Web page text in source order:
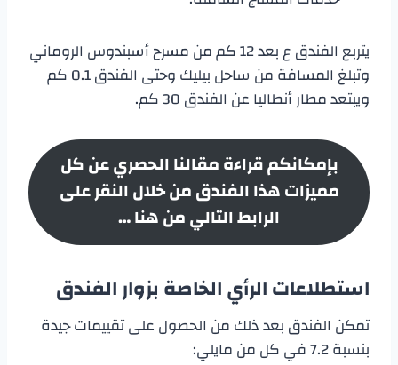
يتربع الفندق ع بعد 12 كم من مسرح أسبندوس الروماني
وتبلغ المسافة من ساحل بيليك وحتى الفندق 0.1 كم
ويبتعد مطار أنطاليا عن الفندق 30 كم.
بإمكانكم قراءة مقالنا الحصري عن كل
مميزات هذا الفندق من خلال النقر على
الرابط التالي من هنا …
استطلاعات الرأي الخاصة بزوار الفندق
تمكن الفندق بعد ذلك من الحصول على تقييمات جيدة
بنسبة 7.2 في كل من مايلي: